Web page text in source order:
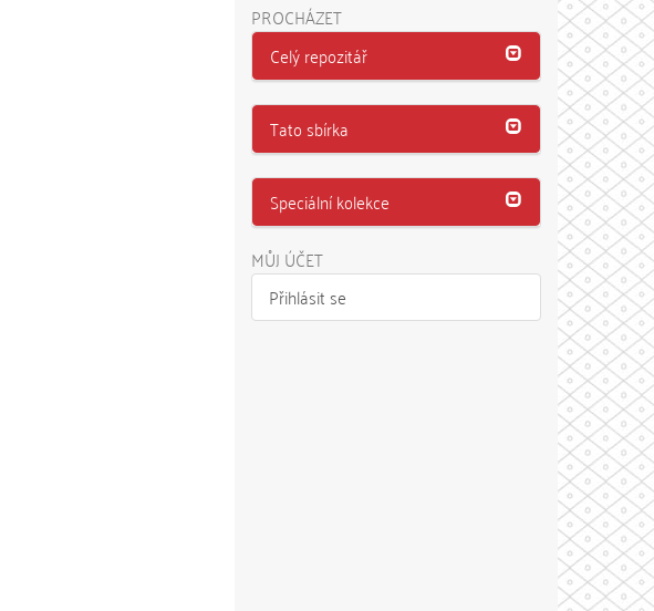
PROCHÁZET
Celý repozitář
Tato sbírka
Speciální kolekce
MŮJ ÚČET
Přihlásit se